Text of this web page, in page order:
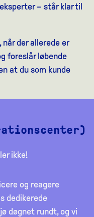
– står klar til
der allerede er
foreslår løbende
at du som kunde
ikke!
og reagere
dedikerede
døgnet rundt, og vi